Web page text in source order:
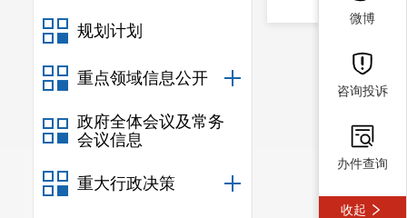
规划计划
重点领域信息公开
政府全体会议及常务
会议信息
重大行政决策
微博
咨询投诉
办件查询
收起